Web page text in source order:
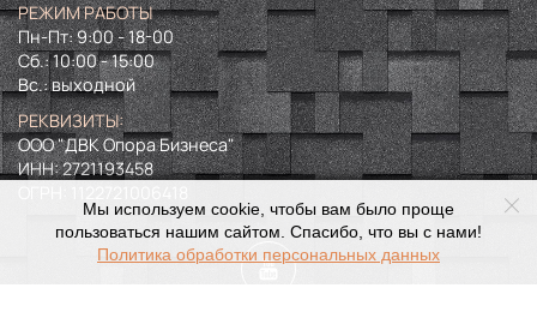
РЕЖИМ РАБОТЫ
Пн-Пт: 9:00 - 18-00
Сб.: 10:00 - 15:00
Вс.: выходной
РЕКВИЗИТЫ:
ООО "ДВК Опора Бизнеса"
ИНН:2721193458
Мы используем cookie, чтобы вам было проще
пользоваться нашим сайтом. Спасибо, что вы с нами!
Политика обработки персональных данных